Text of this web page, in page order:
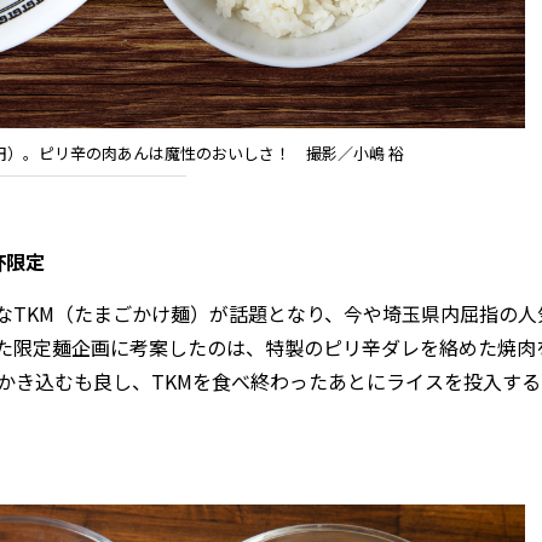
）。ピリ辛の肉あんは魔性のおいしさ！ 撮影／小嶋 裕
定
（たまごかけ麺）が話題となり、今や埼玉県内屈指の
定麺企画に考案したのは、特製のピリ辛ダレを絡めた焼
込むも良し、TKMを食べ終わったあとにライスを投入す